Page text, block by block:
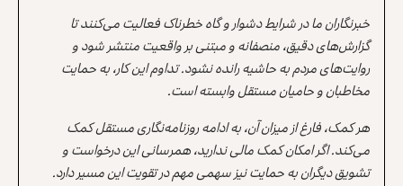
خبرنگاران ما در شرایط دشوار و گاه خطرناک فعالیت می‌کنند تا
گزارش‌های دقیق، منصفانه و مبتنی بر واقعیت منتشر شود و
روایت‌های مردم به حاشیه رانده نشود. تداوم این کار، به حمایت
مخاطبان و حامیان مستقل وابسته است.
هر کمک، فارغ از میزان آن، به ادامه روزنامه‌نگاری مستقل کمک
می‌کند. اگر امکان کمک مالی ندارید، همرسانی این درخواست و
تشویق دیگران به حمایت نیز سهمی مهم در تقویت این مسیر دارد.